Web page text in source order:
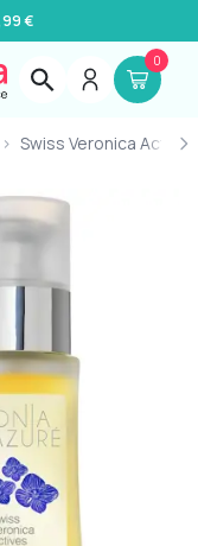
€
0
› Swiss Veronica